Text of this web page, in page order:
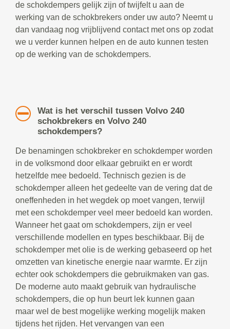
de schokdempers gelijk zijn of twijfelt u aan de
werking van de schokbrekers onder uw auto? Neemt u
dan vandaag nog vrijblijvend contact met ons op zodat
we u verder kunnen helpen en de auto kunnen testen
op de werking van de schokdempers.
Wat is het verschil tussen Volvo 240
schokbrekers en Volvo 240
schokdempers?
De benamingen schokbreker en schokdemper worden
in de volksmond door elkaar gebruikt en er wordt
hetzelfde mee bedoeld. Technisch gezien is de
schokdemper alleen het gedeelte van de vering dat de
oneffenheden in het wegdek op moet vangen, terwijl
met een schokdemper veel meer bedoeld kan worden.
Wanneer het gaat om schokdempers, zijn er veel
verschillende modellen en types beschikbaar. Bij de
schokdemper met olie is de werking gebaseerd op het
omzetten van kinetische energie naar warmte. Er zijn
echter ook schokdempers die gebruikmaken van gas.
De moderne auto maakt gebruik van hydraulische
schokdempers, die op hun beurt lek kunnen gaan
maar wel de best mogelijke werking mogelijk maken
tijdens het rijden. Het vervangen van een